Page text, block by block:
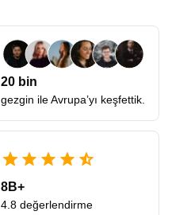
20 bin
gezgin ile Avrupa’yı keşfettik.
8B+
4.8 değerlendirme